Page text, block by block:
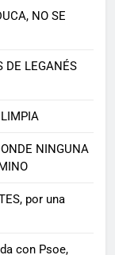
NO SE
DE LEGANÉS
NINGUNA
por una
con Psoe,